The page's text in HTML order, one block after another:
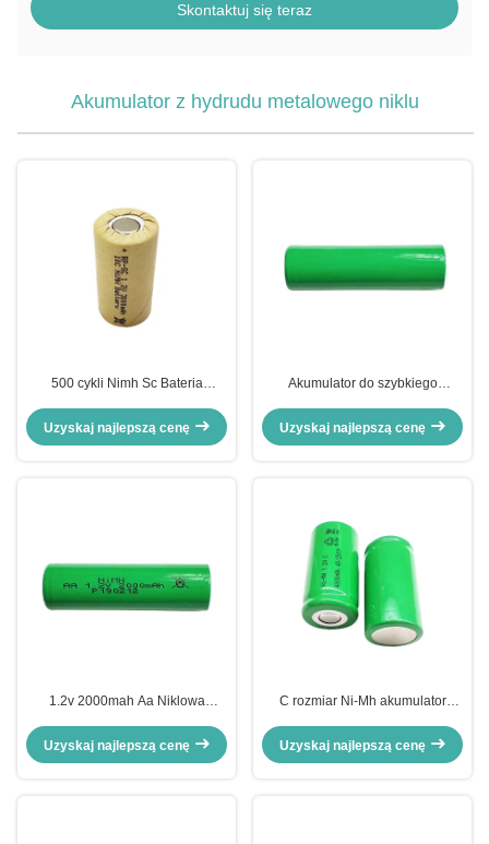
Skontaktuj się teraz
Akumulator z hydrudu metalowego niklu
500 cykli Nimh Sc Bateria
Uzyskaj najlepszą cenę
Akumulator do szybkiego
Uzyskaj najlepszą cenę
1.2v 2000mah Aa Niklowa
litowa
Uzyskaj najlepszą cenę
C rozmiar Ni-Mh akumulator
bateria
Uzyskaj najlepszą cenę